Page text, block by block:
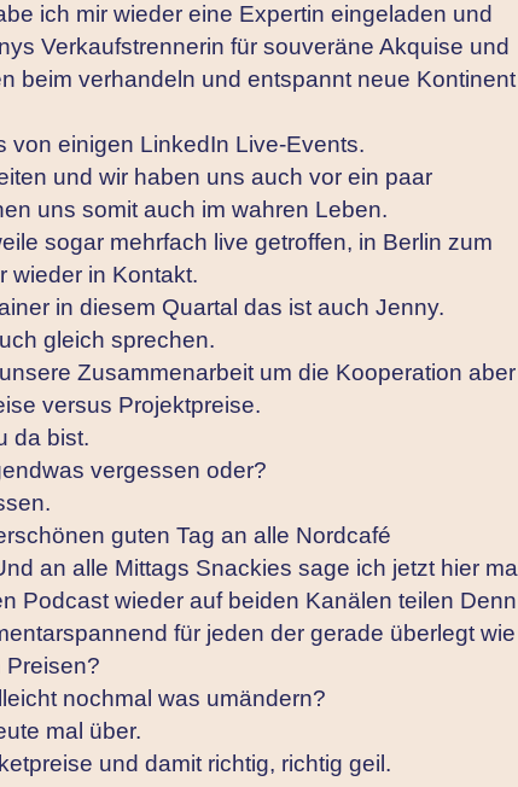
ich mir wieder eine Expertin eingeladen und
Verkaufstrennerin für souveräne Akquise und
beim verhandeln und entspannt neue Kontinent
von einigen LinkedIn Live-Events.
und wir haben uns auch vor ein paar
uns somit auch im wahren Leben.
sogar mehrfach live getroffen, in Berlin zum
wieder in Kontakt.
in diesem Quartal das ist auch Jenny.
gleich sprechen.
Zusammenarbeit um die Kooperation aber
versus Projektpreise.
da bist.
vergessen oder?
guten Tag an alle Nordcafé
an alle Mittags Snackies sage ich jetzt hier mal
Podcast wieder auf beiden Kanälen teilen Denn
für jeden der gerade überlegt wie
Preisen?
nochmal was umändern?
mal über.
und damit richtig, richtig geil.